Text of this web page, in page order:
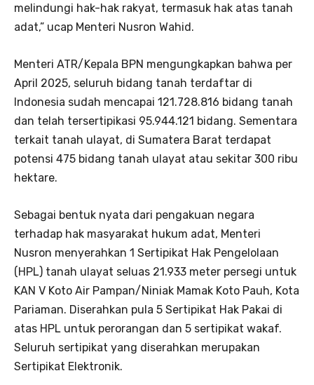
melindungi hak-hak rakyat, termasuk hak atas tanah
adat,” ucap Menteri Nusron Wahid.
Menteri ATR/Kepala BPN mengungkapkan bahwa per
April 2025, seluruh bidang tanah terdaftar di
Indonesia sudah mencapai 121.728.816 bidang tanah
dan telah tersertipikasi 95.944.121 bidang. Sementara
terkait tanah ulayat, di Sumatera Barat terdapat
potensi 475 bidang tanah ulayat atau sekitar 300 ribu
hektare.
Sebagai bentuk nyata dari pengakuan negara
terhadap hak masyarakat hukum adat, Menteri
Nusron menyerahkan 1 Sertipikat Hak Pengelolaan
(HPL) tanah ulayat seluas 21.933 meter persegi untuk
KAN V Koto Air Pampan/Niniak Mamak Koto Pauh, Kota
Pariaman. Diserahkan pula 5 Sertipikat Hak Pakai di
atas HPL untuk perorangan dan 5 sertipikat wakaf.
Seluruh sertipikat yang diserahkan merupakan
Sertipikat Elektronik.